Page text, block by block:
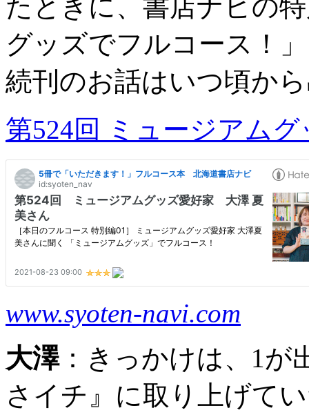
たときに、書店ナビの
グッズでフルコース！
続刊のお話はいつ頃か
第524回 ミュージアム
www.syoten-navi.com
大澤： きっかけは、1が
さイチ』に取り上げて